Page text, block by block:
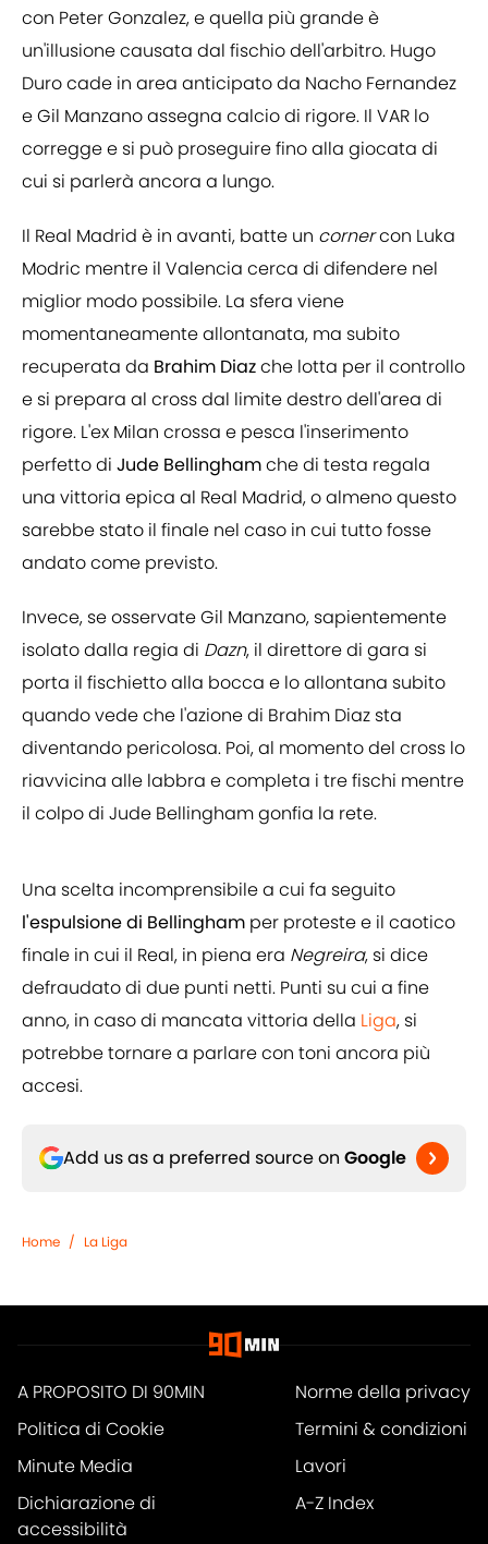
con Peter Gonzalez, e quella più grande è
un'illusione causata dal fischio dell'arbitro. Hugo
Duro cade in area anticipato da Nacho Fernandez
e Gil Manzano assegna calcio di rigore. Il VAR lo
corregge e si può proseguire fino alla giocata di
cui si parlerà ancora a lungo.
Il Real Madrid è in avanti, batte un cornercon Luka
Modric mentre il Valencia cerca di difendere nel
miglior modo possibile. La sfera viene
momentaneamente allontanata, ma subito
recuperata da Brahim Diazche lotta per il controllo
e si prepara al cross dal limite destro dell'area di
rigore. L'ex Milan crossa e pesca l'inserimento
perfetto di Jude Bellinghamche di testa regala
una vittoria epica al Real Madrid, o almeno questo
sarebbe stato il finale nel caso in cui tutto fosse
andato come previsto.
Invece, se osservate Gil Manzano, sapientemente
isolato dalla regia di Dazn, il direttore di gara si
porta il fischietto alla bocca e lo allontana subito
quando vede che l'azione di Brahim Diaz sta
diventando pericolosa. Poi, al momento del cross lo
riavvicina alle labbra e completa i tre fischi mentre
il colpo di Jude Bellingham gonfia la rete.
Una scelta incomprensibile a cui fa seguito
l'espulsione di Bellingham per proteste e il caotico
finale in cui il Real, in piena era Negreira, si dice
defraudato di due punti netti. Punti su cui a fine
anno, in caso di mancata vittoria della Liga, si
potrebbe tornare a parlare con toni ancora più
accesi.
Add us as a preferred source on Google
Home / La Liga
A PROPOSITO DI 90MIN
Norme della privacy
Politica di Cookie
Termini & condizioni
Minute Media
Lavori
Dichiarazione di
accessibilità
A-Z Index